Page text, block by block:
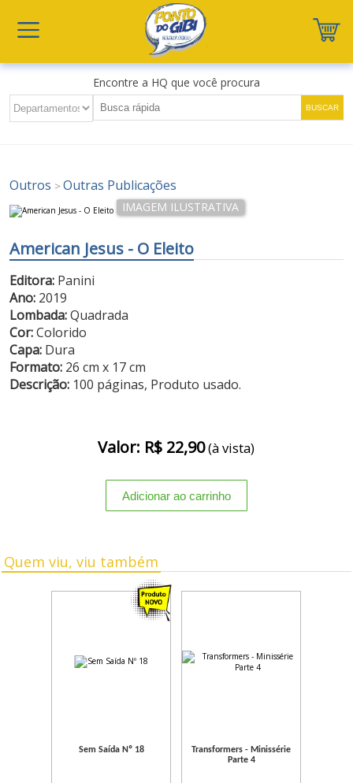
Encontre a HQ que você procura
Outros >Outras Publicações
American Jesus - O Eleito
Editora: Panini
Ano: 2019
Lombada:Quadrada
Cor:Colorido
Capa: Dura
Formato: 26 cm x 17 cm
Descrição: 100 páginas, Produto usado.
Valor: R$ 22,90(à vista)
Quem viu, viu também
Sem Saída Nº 18
Transformers - Minissérie
Parte 4